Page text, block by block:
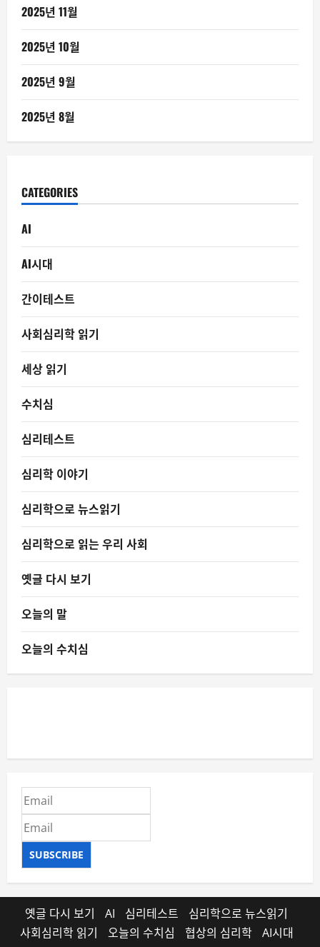
2025년 11월
2025년 10월
2025년 9월
2025년 8월
CATEGORIES
AI
AI시대
간이테스트
사회심리학 읽기
세상 읽기
수치심
심리테스트
심리학 이야기
심리학으로 뉴스읽기
심리학으로 읽는 우리 사회
옛글 다시 보기
오늘의 말
오늘의 수치심
SUBSCRIBE
옛글 다시 보기 AI 심리테스트
심리학으로 뉴스읽기
사회심리학 읽기
오늘의 수치심 협상의 심리학 AI시대